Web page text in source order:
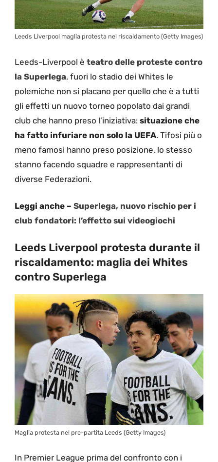
Leeds Liverpool maglia protesta nel riscaldamento (Getty Images)
Leeds-Liverpool è teatro delle proteste contro
la Superlega, fuori lo stadio dei Whites le
polemiche non si placano per quello che è a tutti
gli effetti un nuovo torneo popolato dai grandi
club che hanno preso l’iniziativa: situazione che
ha fatto infuriare non solo la UEFA. Tifosi più o
meno famosi hanno preso posizione, lo stesso
stanno facendo squadre e rappresentanti di
diverse Federazioni.
Leggi anche – Superlega, nuovo rischio per i
club fondatori: l’effetto sui videogiochi
Leeds Liverpool protesta durante il
riscaldamento: maglia dei Whites
contro Superlega
Maglia protesta nel pre-partita Leeds (Getty Images)
In Premier League prima del confronto con i